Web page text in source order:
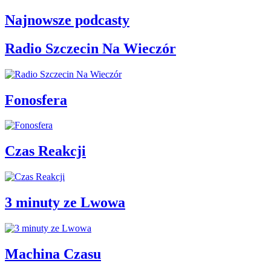
Najnowsze podcasty
Radio Szczecin Na Wieczór
Fonosfera
Czas Reakcji
3 minuty ze Lwowa
Machina Czasu